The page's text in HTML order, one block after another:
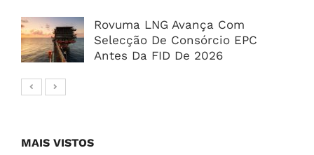
Rovuma LNG Avança Com
Selecção De Consórcio EPC
Antes Da FID De 2026
MAIS VISTOS